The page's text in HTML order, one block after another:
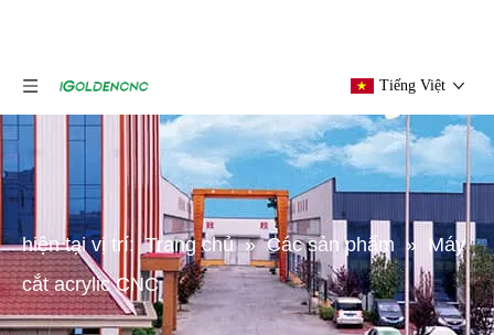
Tiếng Việt
hiện tại vị trí: Trang chủ » Các sản phẩm »
Máy
cắt acrylic CNC